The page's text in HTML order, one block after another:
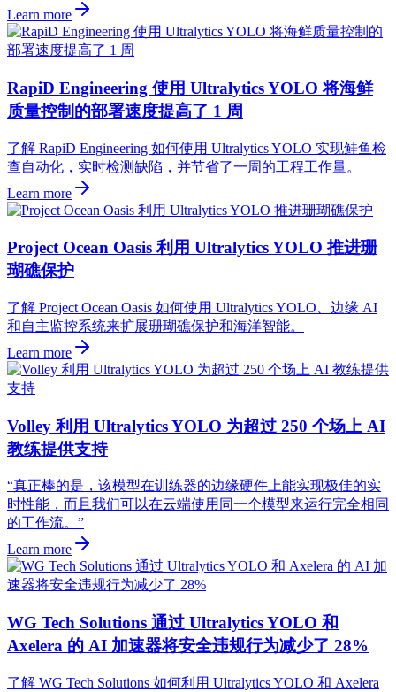
Learn more
RapiD Engineering 使用 Ultralytics YOLO 将海鲜
质量控制的部署速度提高了 1 周
了解 RapiD Engineering 如何使用 Ultralytics YOLO 实现鲑鱼检
查自动化，实时检测缺陷，并节省了一周的工程工作量。
Learn more
Project Ocean Oasis 利用 Ultralytics YOLO 推进珊
瑚礁保护
了解 Project Ocean Oasis 如何使用 Ultralytics YOLO、边缘 AI
和自主监控系统来扩展珊瑚礁保护和海洋智能。
Learn more
Volley 利用 Ultralytics YOLO 为超过 250 个场上 AI
教练提供支持
“真正棒的是，该模型在训练器的边缘硬件上能实现极佳的实
时性能，而且我们可以在云端使用同一个模型来运行完全相同
的工作流。”
Learn more
WG Tech Solutions 通过 Ultralytics YOLO 和
Axelera 的 AI 加速器将安全违规行为减少了 28%
了解 WG Tech Solutions 如何利用 Ultralytics YOLO 和 Axelera